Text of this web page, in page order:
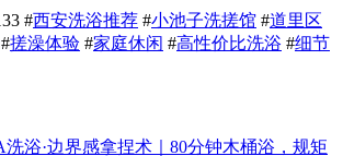
#西安洗浴推荐 #小池子洗搓馆 #道里区
#搓澡体验 #家庭休闲 #高性价比洗浴 #细节